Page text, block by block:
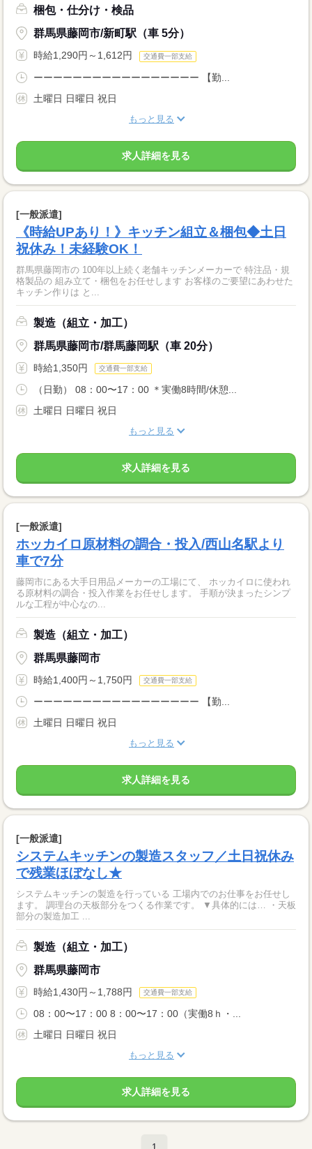
梱包・仕分け・検品
群馬県藤岡市/新町駅（車 5分）
時給1,290円～1,612円 交通費一部支給
ーーーーーーーーーーーーーーーーー 【勤...
土曜日 日曜日 祝日
もっと見る
求人詳細を見る
[一般派遣]
《時給UPあり！》キッチン組立＆梱包◆土日
祝休み！未経験OK！
群馬県藤岡市の 100年以上続く老舗キッチンメーカーで 特注品・規
格製品の 組み立て・梱包をお任せします お客様のご要望にあわせた
キッチン作りは と...
製造（組立・加工）
群馬県藤岡市/群馬藤岡駅（車 20分）
時給1,350円 交通費一部支給
（日勤） 08：00〜17：00 ＊実働8時間/休憩...
土曜日 日曜日 祝日
もっと見る
求人詳細を見る
[一般派遣]
ホッカイロ原材料の調合・投入/西山名駅より
車で7分
藤岡市にある大手日用品メーカーの工場にて、 ホッカイロに使われ
る原材料の調合・投入作業をお任せします。 手順が決まったシンプ
ルな工程が中心なの...
製造（組立・加工）
群馬県藤岡市
時給1,400円～1,750円 交通費一部支給
ーーーーーーーーーーーーーーーーー 【勤...
土曜日 日曜日 祝日
もっと見る
求人詳細を見る
[一般派遣]
システムキッチンの製造スタッフ／土日祝休み
で残業ほぼなし★
システムキッチンの製造を行っている 工場内でのお仕事をお任せし
ます。 調理台の天板部分をつくる作業です。 ▼具体的には… ・天板
部分の製造加工 ...
製造（組立・加工）
群馬県藤岡市
時給1,430円～1,788円 交通費一部支給
08：00〜17：00 8：00〜17：00（実働8ｈ・...
土曜日 日曜日 祝日
もっと見る
求人詳細を見る